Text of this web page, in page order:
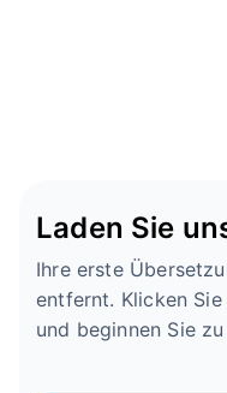
Laden Sie
Ihre erste
entfernt. Klicken
und beginnen Sie